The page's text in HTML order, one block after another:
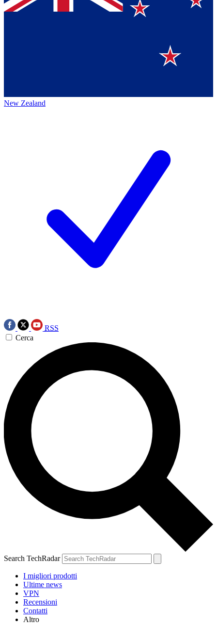
New Zealand
RSS
Cerca
Search TechRadar
I migliori prodotti
Ultime news
VPN
Recensioni
Contatti
Altro